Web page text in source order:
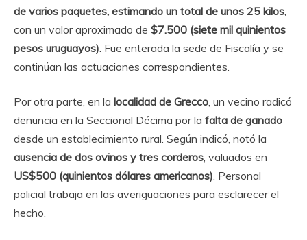
de varios paquetes, estimando un total de unos 25 kilos,
con un valor aproximado de $7.500 (siete mil quinientos
pesos uruguayos). Fue enterada la sede de Fiscalía y se
continúan las actuaciones correspondientes.
Por otra parte, en la localidad de Grecco, un vecino radicó
denuncia en la Seccional Décima por la falta de ganado
desde un establecimiento rural. Según indicó, notó la
ausencia de dos ovinos y tres corderos, valuados en
US$500 (quinientos dólares americanos). Personal
policial trabaja en las averiguaciones para esclarecer el
hecho.